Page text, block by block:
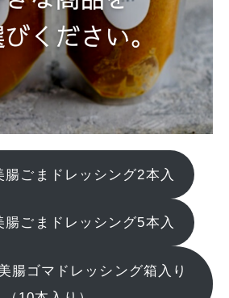
ごまドレッシング2本入
ごまドレッシング5本入
腸ゴマドレッシング箱入り